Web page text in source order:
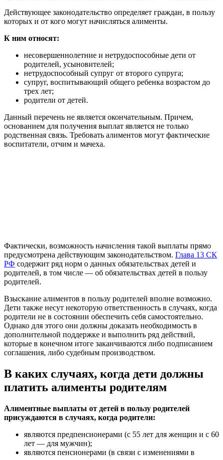
Действующее законодательство определяет граждан, в пользу
которых и от кого могут начисляться алименты.
К ним относят:
несовершеннолетние и нетрудоспособные дети от
родителей, усыновителей;
нетрудоспособный супруг от второго супруга;
супруг, воспитывающий общего ребенка возрастом до
трех лет;
родители от детей.
Данный перечень не является окончательным. Причем,
основанием для получения выплат является не только
родственная связь. Требовать алиментов могут фактические
воспитатели, отчим и мачеха.
Фактически, возможность начисления такой выплаты прямо
предусмотрена действующим законодательством. Глава 13 СК
РФ содержит ряд норм о данных обязательствах детей и
родителей, в том числе — об обязательствах детей в пользу
родителей.
Взыскание алиментов в пользу родителей вполне возможно.
Дети также несут некоторую ответственность в случаях, когда
родители не в состоянии обеспечить себя самостоятельно.
Однако для этого они должны доказать необходимость в
дополнительной поддержке и выполнить ряд действий,
которые в конечном итоге заканчиваются либо подписанием
соглашения, либо судебным производством.
В каких случаях, когда дети должны
платить алименты родителям
Алиментные выплаты от детей в пользу родителей
присуждаются в случаях, когда родители:
являются предпенсионерами (с 55 лет для женщин и с 60
лет — для мужчин);
являются пенсионерами (в связи с изменениями в